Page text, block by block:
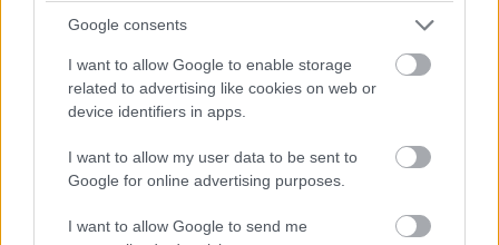
Google consents
I want to allow Google to enable storage
related to advertising like cookies on web or
device identifiers in apps.
I want to allow my user data to be sent to
Google for online advertising purposes.
I want to allow Google to send me
„Maren találkozgatott valaki mással” mondta. „Röhögtek
gyűrűt, aztán meglátja, meddig tudja húzni’.”
„Sayer látta?” kérdeztem.
„Szembesítette” mondta. „Maren meg közölte, hogy